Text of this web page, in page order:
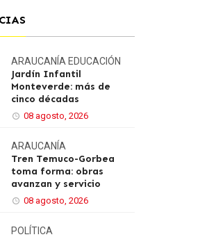
ARAUCANÍA EDUCACIÓN
Jardín Infantil
Monteverde: más de
cinco décadas
08 agosto, 2026
ARAUCANÍA
Tren Temuco-Gorbea
toma forma: obras
avanzan y servicio
08 agosto, 2026
POLÍTICA